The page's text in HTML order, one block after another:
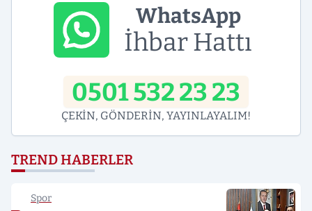
WhatsApp
İhbar Hattı
0501 532 23 23
ÇEKİN, GÖNDERİN, YAYINLAYALIM!
TREND HABERLER
Spor